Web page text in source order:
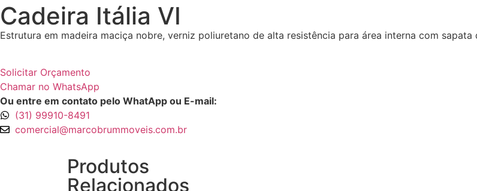
Cadeira Itália VI
Estrutura em madeira maciça nobre, verniz poliuretano de alta resistência para área interna com sapata
Solicitar Orçamento
Chamar no WhatsApp
Ou entre em contato pelo WhatApp ou E-mail:
(31) 99910-8491
comercial@marcobrummoveis.com.br
Produtos
Relacionados